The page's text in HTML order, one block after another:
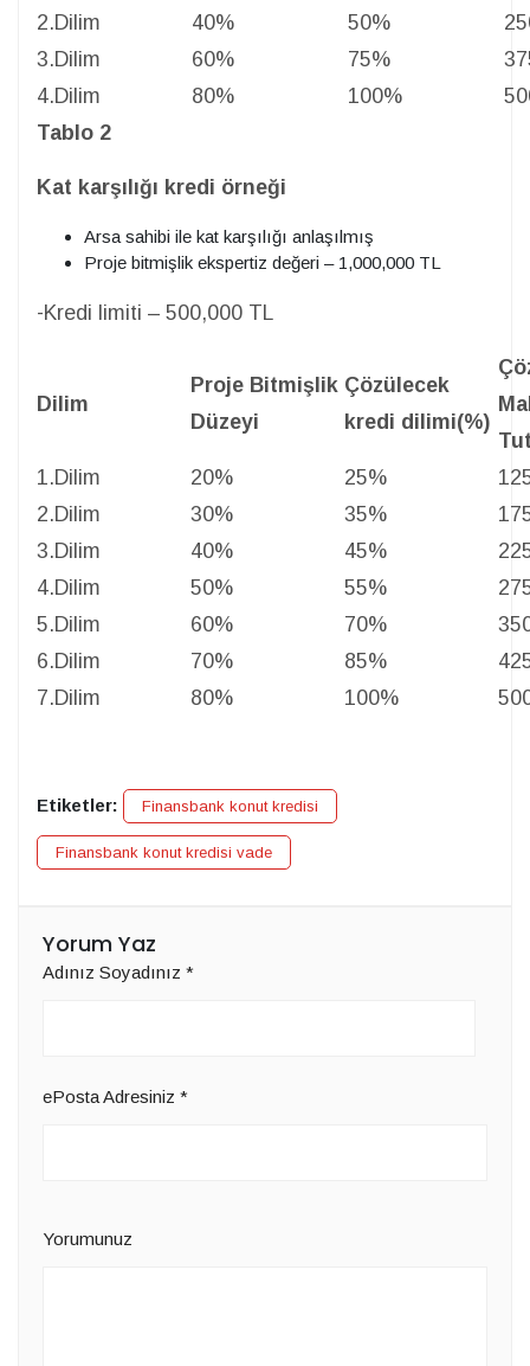
2.Dilim
40% 50%
3.Dilim
60% 75%
4.Dilim
80% 100%
Tablo 2
Kat karşılığı kredi örneği
Arsa sahibi ile kat karşılığı anlaşılmış
Proje bitmişlik ekspertiz değeri – 1,000,000 TL
-Kredi limiti – 500,000 TL
Dilim
Proje Bitmişlik
Düzeyi
Çözülecek
kredi dilimi(%)
1.Dilim
20% 25%
2.Dilim
30% 35%
3.Dilim
40% 45%
4.Dilim
50% 55%
5.Dilim
60% 70%
6.Dilim
70% 85%
7.Dilim
80% 100%
Etiketler: Finansbank konut kredisi
Finansbank konut kredisi vade
Yorum Yaz
Adınız Soyadınız *
ePosta Adresiniz *
Yorumunuz